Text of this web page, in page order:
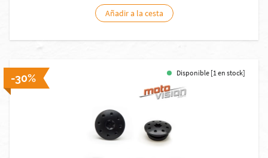
Añadir a la cesta
-30% Disponible [1 en stock]